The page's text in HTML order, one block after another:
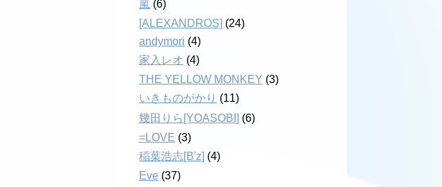
嵐 (6)
[ALEXANDROS] (24)
andymori (4)
家入レオ (4)
THE YELLOW MONKEY (3)
いきものがかり (11)
幾田りら[YOASOBI] (6)
=LOVE (3)
稲葉浩志[B'z] (4)
Eve (37)